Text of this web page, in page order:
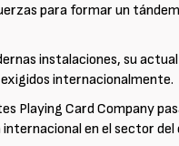
para formar un
instalaciones, su
internacionalmente.
Playing Card Company
en el sector